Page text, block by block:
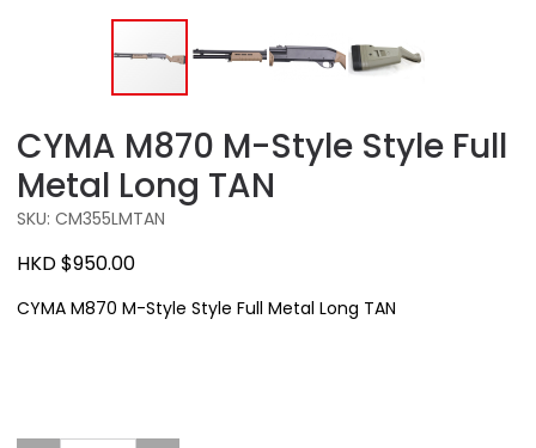
CYMA M870 M-Style Style Full
Metal Long TAN
SKU: CM355LMTAN
HKD $950.00
CYMA M870 M-Style Style Full Metal Long TAN